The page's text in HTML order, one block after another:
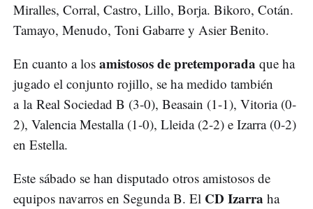
Miralles, Corral, Castro, Lillo, Borja. Bikoro, Cotán.
Tamayo, Menudo, Toni Gabarre y Asier Benito.
En cuanto a los amistosos de pretemporada que ha
jugado el conjunto rojillo, se ha medido también
a la Real Sociedad B (3-0), Beasain (1-1), Vitoria (0-
2), Valencia Mestalla (1-0), Lleida (2-2) e Izarra (0-2)
en Estella.
Este sábado se han disputado otros amistosos de
equipos navarros en Segunda B. El CD Izarra ha